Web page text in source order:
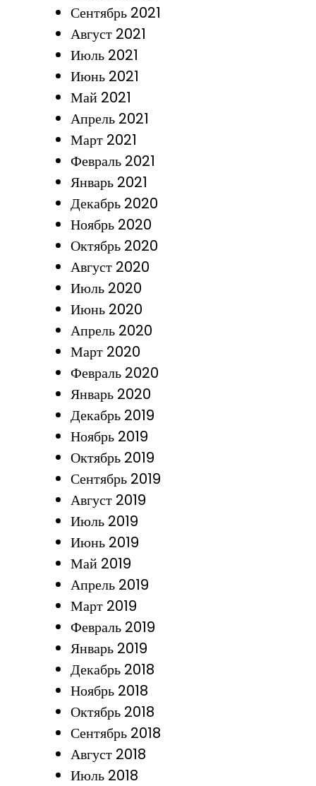
Сентябрь 2021
Август 2021
Июль 2021
Июнь 2021
Май 2021
Апрель 2021
Март 2021
Февраль 2021
Январь 2021
Декабрь 2020
Ноябрь 2020
Октябрь 2020
Август 2020
Июль 2020
Июнь 2020
Апрель 2020
Март 2020
Февраль 2020
Январь 2020
Декабрь 2019
Ноябрь 2019
Октябрь 2019
Сентябрь 2019
Август 2019
Июль 2019
Июнь 2019
Май 2019
Апрель 2019
Март 2019
Февраль 2019
Январь 2019
Декабрь 2018
Ноябрь 2018
Октябрь 2018
Сентябрь 2018
Август 2018
Июль 2018